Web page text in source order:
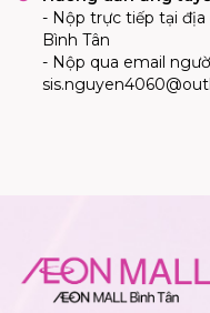
- Nộp trực tiếp tại
Bình Tân
- Nộp qua email